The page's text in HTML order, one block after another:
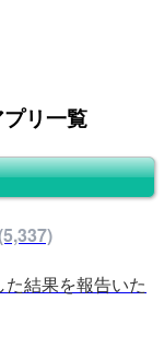
リ一覧
結果を報告いた